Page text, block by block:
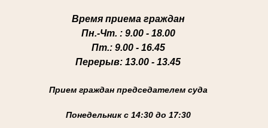
Время приема граждан
Пн.-Чт. : 9.00 - 18.00
Пт.: 9.00 - 16.45
Перерыв: 13.00 - 13.45
Прием граждан председателем суда
Понедельник с 14:30 до 17:30